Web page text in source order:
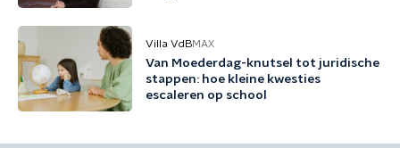
Villa VdBMAX
Van Moederdag-knutsel tot juridische
stappen: hoe kleine kwesties
escaleren op school